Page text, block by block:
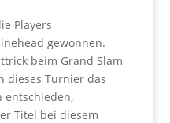
Players
gewonnen.
beim Grand Slam
dieses Turnier das
entschieden,
Titel bei diesem